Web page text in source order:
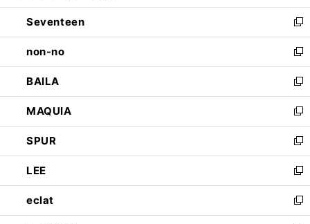
開
く
ウ
で
開
く
ン
ド
ウ
で
開
く
Seventeen
新
し
い
ウ
ィ
ン
ド
ウ
で
開
く
non-no
新
し
い
ウ
ィ
ン
ド
ウ
で
開
く
BAILA
新
し
い
ウ
ィ
ン
ド
ウ
で
開
MAQUIA
新
し
い
ウ
ィ
ン
ド
ウ
SPUR
新
し
い
ウ
ィ
ン
LEE
新
し
い
ウ
eclat
新
し